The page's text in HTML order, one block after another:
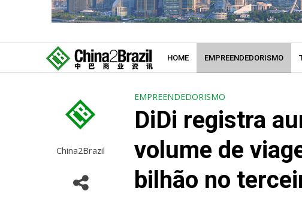
HOME EMPREENDEDORISMO
China2Brazil
EMPREENDEDORISMO
DiDi registra
volume de
bilhão no